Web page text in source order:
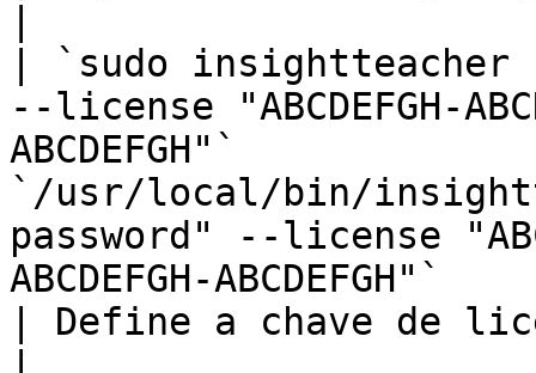
| `sudo insightteacher
--license "ABCDEFGH-
ABCDEFGH"`
`/usr/local/bin/
password" --license
ABCDEFGH-ABCDEFGH"`
| Define a chave de